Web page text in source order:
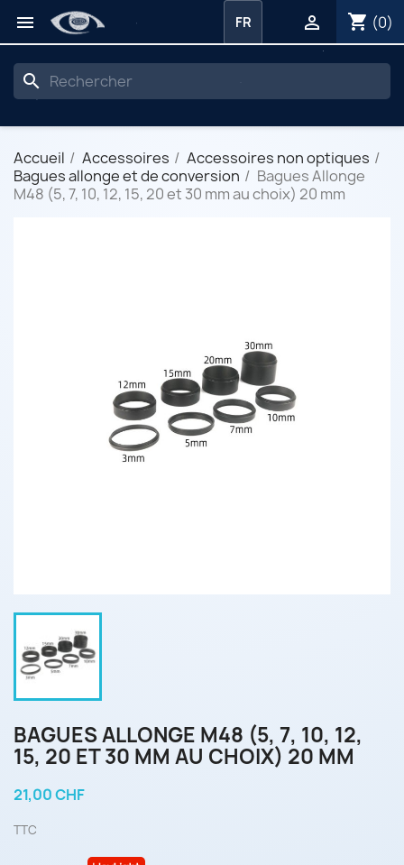
 shopping_cart (0)

FR
search
Accueil Accessoires
Accessoires non optiques
Bagues allonge et de conversion
Bagues Allonge
M48 (5, 7, 10, 12, 15, 20 et 30 mm au choix) 20 mm
BAGUES ALLONGE M48 (5, 7, 10, 12,
15, 20 ET 30 MM AU CHOIX) 20 MM
21,00 CHF
TTC